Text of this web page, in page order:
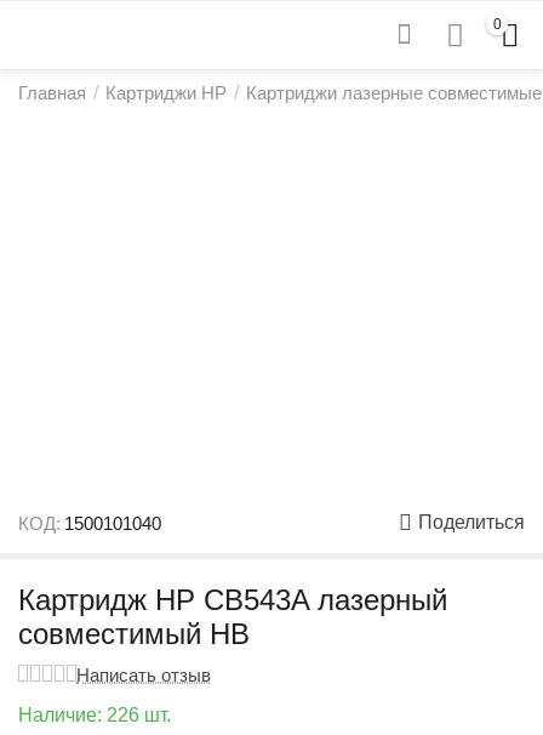
0
Главная / Картриджи HP / Картриджи лазерные
КОД: 1500101040 Поделиться
Картридж HP CB543A лазерный
совместимый HB
Написать отзыв
Наличие: 226 шт.